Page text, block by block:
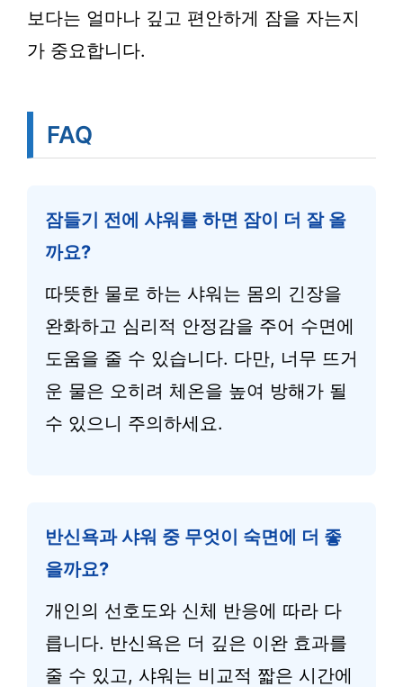
보다는 얼마나 깊고 편안하게 잠을 자는지
가 중요합니다.
FAQ
잠들기 전에 샤워를 하면 잠이 더 잘 올
까요?
따뜻한 물로 하는 샤워는 몸의 긴장을
완화하고 심리적 안정감을 주어 수면에
도움을 줄 수 있습니다. 다만, 너무 뜨거
운 물은 오히려 체온을 높여 방해가 될
수 있으니 주의하세요.
반신욕과 샤워 중 무엇이 숙면에 더 좋
을까요?
개인의 선호도와 신체 반응에 따라 다
릅니다. 반신욕은 더 깊은 이완 효과를
줄 수 있고, 샤워는 비교적 짧은 시간에